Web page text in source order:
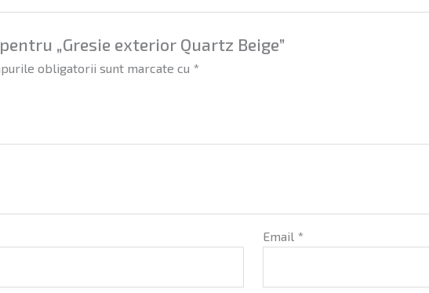
„Gresie exterior Quartz Beige”
obligatorii sunt marcate cu *
Email *